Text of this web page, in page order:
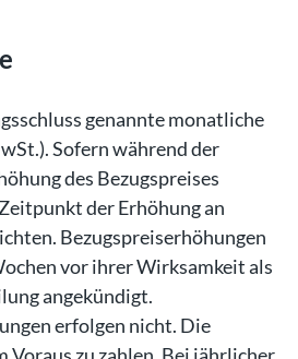
genannte monatliche
Sofern während der
des Bezugspreises
der Erhöhung an
Bezugspreiserhöhungen
vor ihrer Wirksamkeit als
angekündigt.
erfolgen nicht. Die